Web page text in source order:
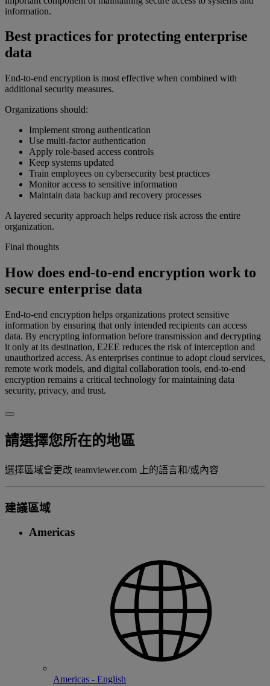
information.
Best practices for protecting enterprise
data
End-to-end encryption is most effective when combined with
additional security measures.
Organizations should:
Implement strong authentication
Use multi-factor authentication
Apply role-based access controls
Keep systems updated
Train employees on cybersecurity best practices
Monitor access to sensitive information
Maintain data backup and recovery processes
A layered security approach helps reduce risk across the entire
organization.
Final thoughts
How does end-to-end encryption work to
secure enterprise data
End-to-end encryption helps organizations protect sensitive
information by ensuring that only intended recipients can access
data. By encrypting information before transmission and decrypting
it only at its destination, E2EE reduces the risk of interception and
unauthorized access. As enterprises continue to adopt cloud services,
remote work models, and digital collaboration tools, end-to-end
encryption remains a critical technology for maintaining data
security, privacy, and trust.
請選擇您所在的地區
選擇區域會更改 teamviewer.com 上的語言和/或內容
建議區域
Americas
Americas - English